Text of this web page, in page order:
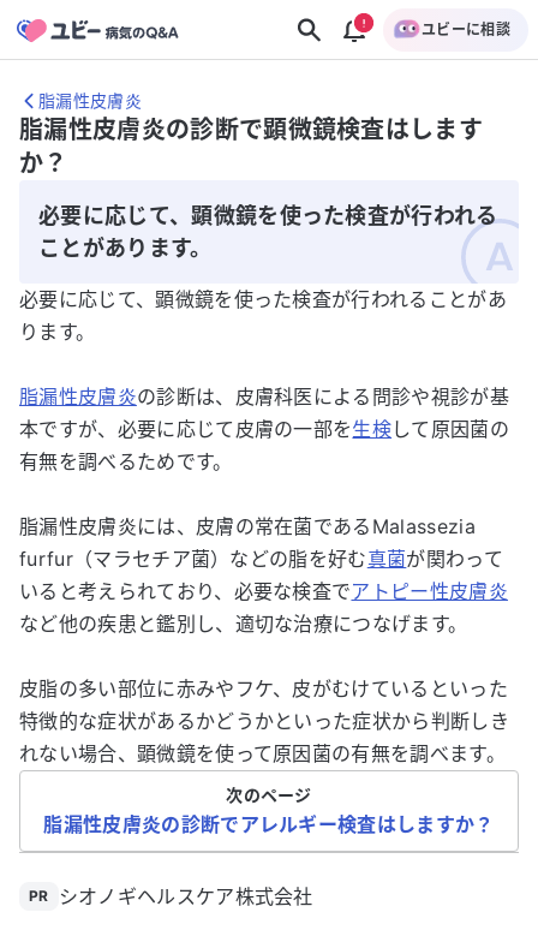
ユビーに相談
脂漏性皮膚炎
脂漏性皮膚炎の診断で顕微鏡検査はします
か？
必要に応じて、顕微鏡を使った検査が行われる
ことがあります。
必要に応じて、顕微鏡を使った検査が行われることがあ
ります。
脂漏性皮膚炎の診断は、皮膚科医による問診や視診が基
本ですが、必要に応じて皮膚の一部を生検して原因菌の
有無を調べるためです。
脂漏性皮膚炎には、皮膚の常在菌であるMalassezia
furfur（マラセチア菌）などの脂を好む真菌が関わって
いると考えられており、必要な検査でアトピー性皮膚炎
など他の疾患と鑑別し、適切な治療につなげます。
皮脂の多い部位に赤みやフケ、皮がむけているといった
特徴的な症状があるかどうかといった症状から判断しき
れない場合、顕微鏡を使って原因菌の有無を調べます。
次のページ
脂漏性皮膚炎の診断でアレルギー検査はしますか？
PR シオノギヘルスケア株式会社